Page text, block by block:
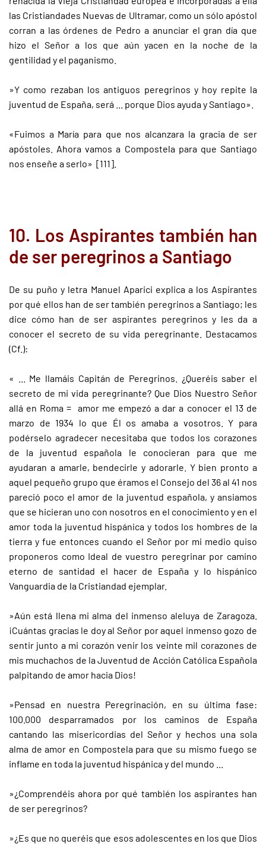
las Cristiandades Nuevas de Ultramar, como un sólo apóstol
corran a las órdenes de Pedro a anunciar el gran día que
hizo el Señor a los que aún yacen en la noche de la
gentilidad y el paganismo.
»Y como rezaban los antiguos peregrinos y hoy repite la
juventud de España, será ... porque Dios ayuda y Santiago».
«Fuimos a María para que nos alcanzara la gracia de ser
apóstoles. Ahora vamos a Compostela para que Santiago
nos enseñe a serlo» [111].
10. Los Aspirantes también han
de ser peregrinos a Santiago
De su puño y letra Manuel Aparici explica a los Aspirantes
por qué ellos han de ser también peregrinos a Santiago; les
dice cómo han de ser aspirantes peregrinos y les da a
conocer el secreto de su vida peregrinante. Destacamos
(Cf.):
« ... Me llamáis Capitán de Peregrinos. ¿Queréis saber el
secreto de mi vida peregrinante? Que Dios Nuestro Señor
allá en Roma = amor me empezó a dar a conocer el 13 de
marzo de 1934 lo que Él os amaba a vosotros. Y para
podérselo agradecer necesitaba que todos los corazones
de la juventud española le conocieran para que me
ayudaran a amarle, bendecirle y adorarle. Y bien pronto a
aquel pequeño grupo que éramos el Consejo del 36 al 41 nos
pareció poco el amor de la juventud española, y ansiamos
que se hicieran uno con nosotros en el conocimiento y en el
amor toda la juventud hispánica y todos los hombres de la
tierra y fue entonces cuando el Señor por mi medio quiso
proponeros como Ideal de vuestro peregrinar por camino
eterno de santidad el hacer de España y lo hispánico
Vanguardia de la Cristiandad ejemplar.
»Aún está llena mi alma del inmenso aleluya de Zaragoza.
¡Cuántas gracias le doy al Señor por aquel inmenso gozo de
sentir junto a mi corazón venir los veinte mil corazones de
mis muchachos de la Juventud de Acción Católica Española
palpitando de amor hacia Dios!
»Pensad en nuestra Peregrinación, en su última fase:
100.000 desparramados por los caminos de España
cantando las misericordias del Señor y hechos una sola
alma de amor en Compostela para que su mismo fuego se
inflame en toda la juventud hispánica y del mundo ...
»¿Comprendéis ahora por qué también los aspirantes han
de ser peregrinos?
»¿Es que no queréis que esos adolescentes en los que Dios